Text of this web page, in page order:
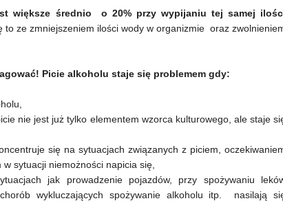
większe średnio o 20% przy wypijaniu tej samej
to ze zmniejszeniem ilości wody w organizmie oraz
Picie alkoholu staje się problemem gdy:
nie jest już tylko elementem wzorca kulturowego, ale staje
się na sytuacjach związanych z piciem,
sytuacji niemożności napicia się,
jak prowadzenie pojazdów, przy spożywaniu
wykluczających spożywanie alkoholu itp. nasilają